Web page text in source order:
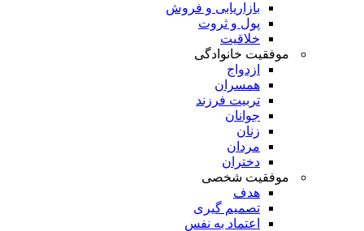
بازاریابی و فروش
پول و ثروت
خلاقیت
موفقیت خانوادگی
ازدواج
همسران
تربیت فرزند
جوانان
زنان
مردان
دختران
موفقیت شخصی
هدف
تصمیم گیری
اعتماد به نفس